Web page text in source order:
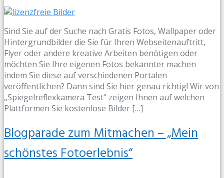
Sind Sie auf der Suche nach Gratis Fotos, Wallpaper oder
Hintergrundbilder die Sie für Ihren Webseitenauftritt,
Flyer oder andere kreative Arbeiten benötigen oder
möchten Sie Ihre eigenen Fotos bekannter machen
indem Sie diese auf verschiedenen Portalen
veröffentlichen? Dann sind Sie hier genau richtig! Wir von
„Spiegelreflexkamera Test“ zeigen Ihnen auf welchen
Plattformen Sie kostenlose Bilder […]
Blogparade zum Mitmachen – „Mein
schönstes Fotoerlebnis“